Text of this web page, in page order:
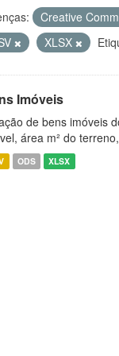
Creative
XLSX
Imóveis
de bens imóveis
área m² do
ODS XLSX